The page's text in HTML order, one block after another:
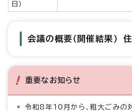
日）
会議の概要（開催結果）
重要なお知らせ
令和8年10月から、粗大ごみの